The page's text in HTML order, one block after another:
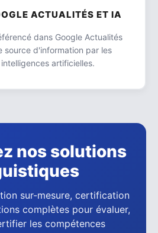
ACTUALITÉS ET IA
dans Google Actualités
source d'information par les
artificielles.
nos solutions
sur-mesure, certification
complètes pour évaluer,
les compétences